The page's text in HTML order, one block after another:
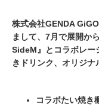
株式会社GENDA
まして、7月で展開か
SideM』とコラボレー
きドリンク、オリジナ
コラボたい焼き